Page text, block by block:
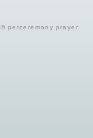
© petceremony prayer